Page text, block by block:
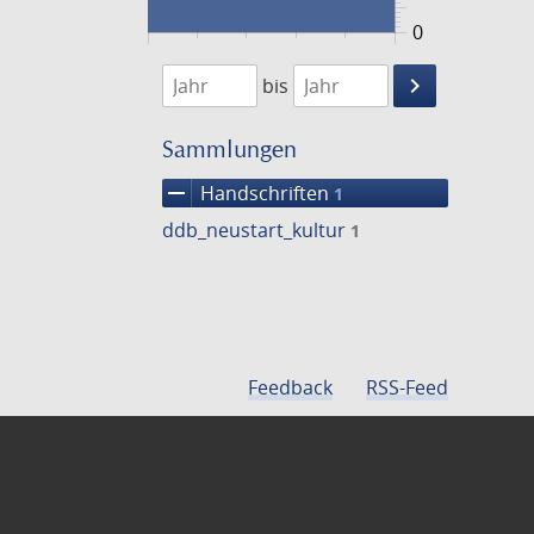
0
1474
1475
bis
keyboard_arrow_right
Suche
Sammlungen
remove Handschriften 1
ddb_neustart_kultur 1
Feedback RSS-Feed